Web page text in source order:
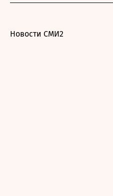
Новости СМИ2